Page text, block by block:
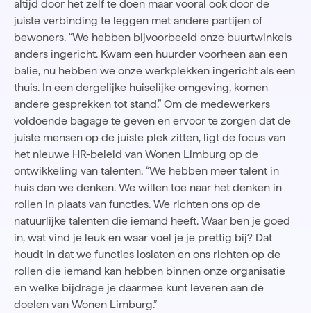
altijd door het zelf te doen maar vooral ook door de
juiste verbinding te leggen met andere partijen of
bewoners. “We hebben bijvoorbeeld onze buurtwinkels
anders ingericht. Kwam een huurder voorheen aan een
balie, nu hebben we onze werkplekken ingericht als een
thuis. In een dergelijke huiselijke omgeving, komen
andere gesprekken tot stand.” Om de medewerkers
voldoende bagage te geven en ervoor te zorgen dat de
juiste mensen op de juiste plek zitten, ligt de focus van
het nieuwe HR-beleid van Wonen Limburg op de
ontwikkeling van talenten. “We hebben meer talent in
huis dan we denken. We willen toe naar het denken in
rollen in plaats van functies. We richten ons op de
natuurlijke talenten die iemand heeft. Waar ben je goed
in, wat vind je leuk en waar voel je je prettig bij? Dat
houdt in dat we functies loslaten en ons richten op de
rollen die iemand kan hebben binnen onze organisatie
en welke bijdrage je daarmee kunt leveren aan de
doelen van Wonen Limburg.”